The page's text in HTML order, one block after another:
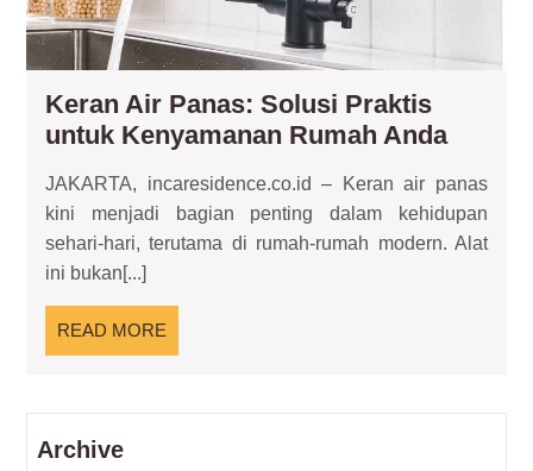
Keran Air Panas: Solusi Praktis
untuk Kenyamanan Rumah Anda
Panas:
Solusi
Praktis
JAKARTA, incaresidence.co.id – Keran air panas
kini menjadi bagian penting dalam kehidupan
sehari-hari, terutama di rumah-rumah modern. Alat
ini bukan[...]
READ MORE
MORE
Archive